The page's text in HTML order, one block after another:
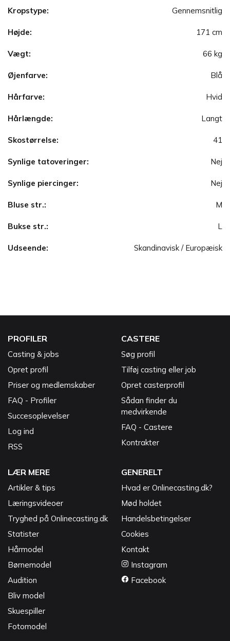
Kropstype: Gennemsnitlig
Højde: 171 cm
Vægt: 66 kg
Øjenfarve: Blå
Hårfarve: Hvid
Hårlængde: Langt
Skostørrelse: 41
Synlige tatoveringer: Nej
Synlige piercinger: Nej
Bluse str.: M
Bukse str.: L
Udseende: Skandinavisk / Europæisk
PROFILER
Casting & jobs
Opret profil
Priser og medlemskaber
FAQ - Profiler
Succesoplevelser
Log ind
RSS
CASTERE
Søg profil
Tilføj casting eller job
Opret casterprofil
Sådan finder du
medvirkende
FAQ - Castere
Kontrakter
LÆR MERE
Artikler & tips
Læringsvideoer
Tryghed på Onlinecasting.dk
Statister
Hårmodel
Børnemodel
Audition
Bliv model
Skuespiller
Fotomodel
GENERELT
Hvad er Onlinecasting.dk?
Mød holdet
Handelsbetingelser
Cookies
Kontakt
Instagram
Facebook